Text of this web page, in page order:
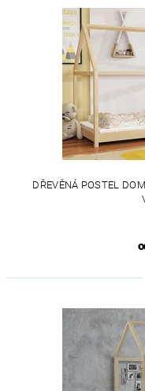
DŘEVĚNÁ POSTEL